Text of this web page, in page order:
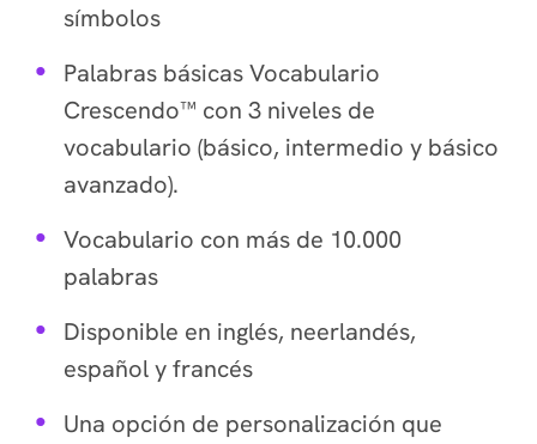
símbolos
Palabras básicas Vocabulario
Crescendo™ con 3 niveles de
vocabulario (básico, intermedio y básico
avanzado).
Vocabulario con más de 10.000
palabras
Disponible en inglés, neerlandés,
español y francés
Una opción de personalización que